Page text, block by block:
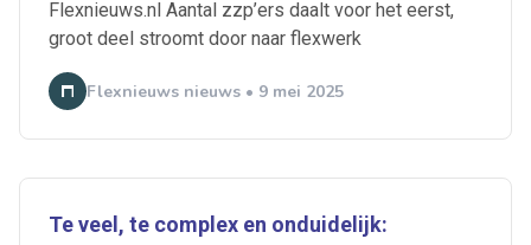
Flexnieuws.nl Aantal zzp’ers daalt voor het eerst,
groot deel stroomt door naar flexwerk
Flexnieuws nieuws • 9 mei 2025
Te veel, te complex en onduidelijk: